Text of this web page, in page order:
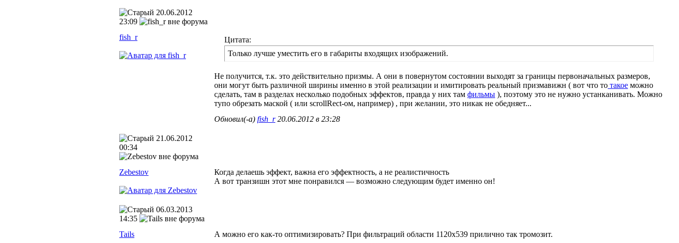
20.06.2012
23:09
fish_r
Цитата:
Только лучше уместить его в габариты входящих изображений.
Не получится, т.к. это действительно призмы. А они в повернутом состоянии выходят за границы первоначальных размеров,
они могут быть различной ширины именно в этой реализации и имитировать реальный призмавижн ( вот что то такое можно
сделать, там в разделах несколько подобных эффектов, правда у них там фильмы ), поэтому это не нужно устанканивать. Можно
тупо обрезать маской ( или scrollRect-ом, например) , при желании, это никак не обедняет...
Обновил(-а) fish_r20.06.2012 в 23:28
21.06.2012
00:34
Zebestov
Когда делаешь эффект, важна его эффектность, а не реалистичность
А вот транзишн этот мне понравился — возможно следующим будет именно он!
06.03.2013
14:35
Tails
А можно его как-то оптимизировать? При фильтраций области 1120х539 прилично так тромозит.